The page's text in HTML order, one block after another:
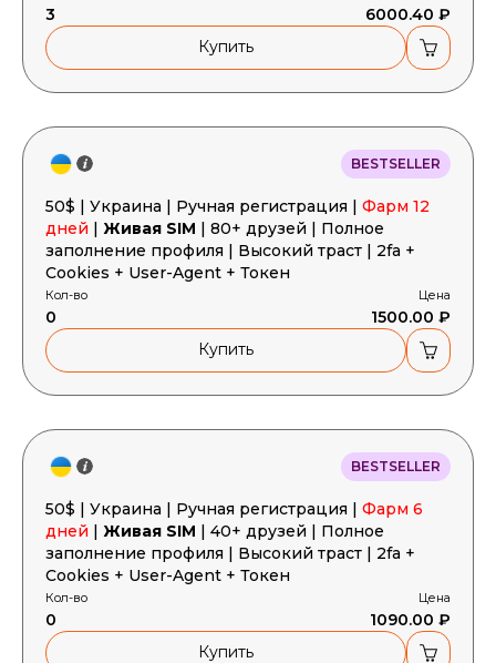
3
6000.40 ₽
Купить
BESTSELLER
50$ | Украина | Ручная регистрация | Фарм 12
дней | Живая SIM | 80+ друзей | Полное
заполнение профиля | Высокий траст | 2fa +
Cookies + User-Agent + Токен
Кол-во
0
Цена
1500.00 ₽
Купить
BESTSELLER
50$ | Украина | Ручная регистрация | Фарм 6
дней | Живая SIM | 40+ друзей | Полное
заполнение профиля | Высокий траст | 2fa +
Cookies + User-Agent + Токен
Кол-во
0
Цена
1090.00 ₽
Купить
Корзина пустая